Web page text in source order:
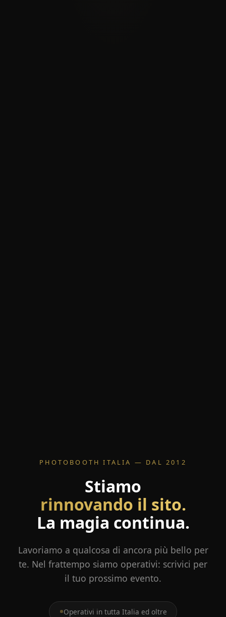
PHOTOBOOTH ITALIA — DAL 2012
Stiamo
rinnovando il sito.
La magia continua.
Lavoriamo a qualcosa di ancora più bello per
te. Nel frattempo siamo operativi: scrivici per
il tuo prossimo evento.
Operativi in tutta Italia ed oltre